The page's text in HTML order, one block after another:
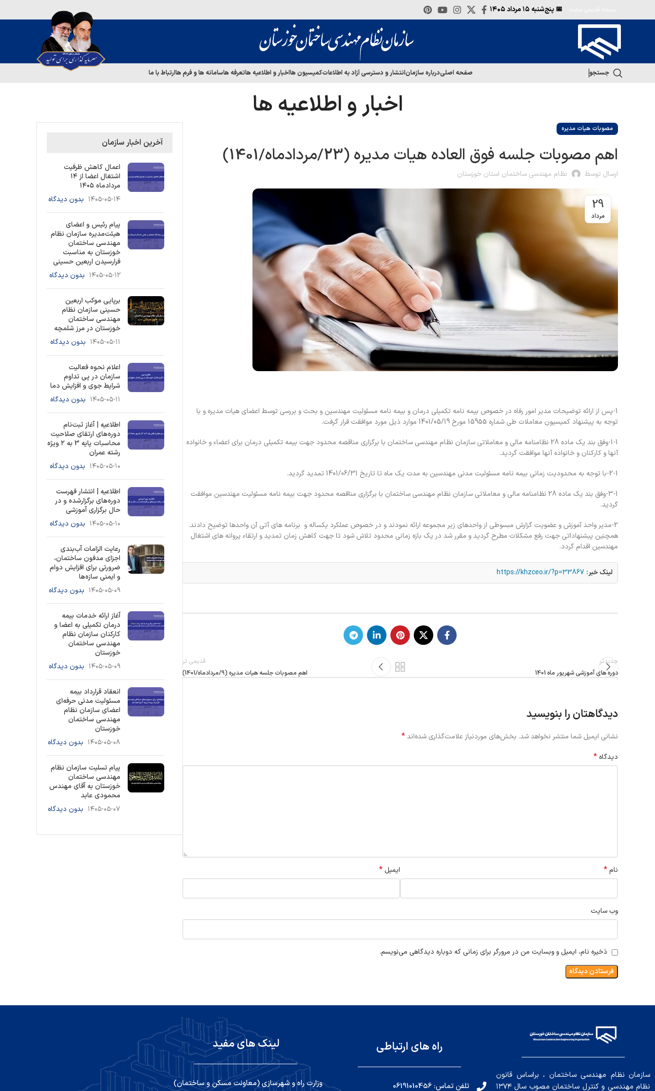
📅 پنج‌شنبه
جستجو صفحه اصلیدرباره سازمانانتشار و دسترسی آزاد به اطلاعاتکمیسیون هااخبار و اطلاعیه هاتعرفه هاسامانه ها و فرم هاارتباط با ما
اخبار و اطلاعیه ها
مصوبات هیات مدیره
اهم مصوبات جلسه فوق العاده هیات مدیره (23/مردادماه/1401)
ارسال توسط نظام مهندسی ساختمان استان خوزستان
29
مرداد
1-پس از ارائه توضیحات مدیر امور رفاه در خصوص بیمه نامه تکمیلی درمان و بیمه نامه مسئولیت مهندسین و بحث و بررسی توسط اعضای هیات مدیره و با
توجه به پیشنهاد کمیسیون معاملات طی شماره 15955 مورخ 1401/05/19 موارد ذیل مورد موافقت قرار گرفت.
1-1-وفق بند یک ماده 28 نظامنامه مالی و معاملاتی سازمان نظام مهندسی ساختمان با برگزاری مناقصه محدود جهت بیمه تکمیلی درمان برای اعضاء و خانواده
آنها و کارکنان و خانواده آنها موافقت گردید.
2-1-با توجه به محدودیت زمانی بیمه نامه مسئولیت مدنی مهندسین به مدت یک ماه تا تاریخ 1401/06/31 تمدید گردید.
3-1-وفق بند یک ماده 28 نظامنامه مالی و معاملاتی سازمان نظام مهندسی ساختمان با برگزاری مناقصه محدود جهت بیمه نامه مسئولیت مهندسین موافقت
گردید.
2-مدیر واحد آموزش و عضویت گزارش مبسوطی از واحدهای زیر مجموعه ارائه نمودند و در خصوص عملکرد یکساله و برنامه های آتی آن واحدها توضیح دادند.
همچنین پیشنهاداتی جهت رفع مشکلات مطرح گردید و مقرر شد در یک بازه زمانی محدود تلاش شود تا جهت کاهش زمان تمدید و ارتقاء پروانه های اشتغال
مهندسین اقدام گردد.
لینک خبر: https://khzceo.ir/?p=33867
جدیدتر
دوره های آموزشی شهریور ماه 1401
قدیمی تر
اهم مصوبات جلسه هیات مدیره (9/مردادماه/1401)
دیدگاهتان را بنویسید
نشانی ایمیل شما منتشر نخواهد شد. بخش‌های موردنیاز علامت‌گذاری شده‌اند*
دیدگاه *
نام* ایمیل *
وب‌ سایت
ذخیره نام، ایمیل و وبسایت من در مرورگر برای زمانی که دوباره دیدگاهی می‌نویسم.
آخرین اخبار سازمان
اعمال کاهش ظرفیت
اشتغال اعضا از ۱۴
مردادماه ۱۴۰۵
۱۴۰۵-۰۵-۱۴ بدون دیدگاه
پیام رئیس و اعضای
هیئت‌مدیره سازمان نظام
مهندسی ساختمان
خوزستان به مناسبت
فرارسیدن اربعین حسینی
۱۴۰۵-۰۵-۱۲ بدون دیدگاه
برپایی موکب اربعین
حسینی سازمان نظام
مهندسی ساختمان
خوزستان در مرز شلمچه
۱۴۰۵-۰۵-۱۱ بدون دیدگاه
اعلام نحوه فعالیت
سازمان در پی تداوم
شرایط جوی و افزایش دما
۱۴۰۵-۰۵-۱۱ بدون دیدگاه
اطلاعیه | آغاز ثبت‌نام
دوره‌های ارتقای صلاحیت
محاسبات پایه 3 به ۲ ویژه
رشته عمران
۱۴۰۵-۰۵-۱۰ بدون دیدگاه
اطلاعیه | انتشار فهرست
دوره‌های برگزارشده و در
حال برگزاری آموزشی
۱۴۰۵-۰۵-۱۰ بدون دیدگاه
رعایت الزامات آب‌بندی
اجزای مدفون ساختمان،
ضرورتی برای افزایش دوام
و ایمنی سازه‌ها
۱۴۰۵-۰۵-۰۹ بدون دیدگاه
آغاز ارائه خدمات بیمه
درمان تکمیلی به اعضا و
کارکنان سازمان نظام
مهندسی ساختمان
خوزستان
۱۴۰۵-۰۵-۰۹ بدون دیدگاه
انعقاد قرارداد بیمه
مسئولیت مدنی حرفه‌ای
اعضای سازمان نظام
مهندسی ساختمان
خوزستان
۱۴۰۵-۰۵-۰۸ بدون دیدگاه
پیام تسلیت سازمان نظام
مهندسی ساختمان
خوزستان به آقای مهندس
محمودی عابد
۱۴۰۵-۰۵-۰۷ بدون دیدگاه
سازمان نظام مهندسی ساختمان ، براساس قانون
نظام مهندسی و کنترل ساختمان مصوب سال ۱۳۷۴
راه های ارتباطی
تلفن تماس: 06191010456
لینک های مفید
وزارت راه و شهرسازی (معاونت مسکن و ساختمان)